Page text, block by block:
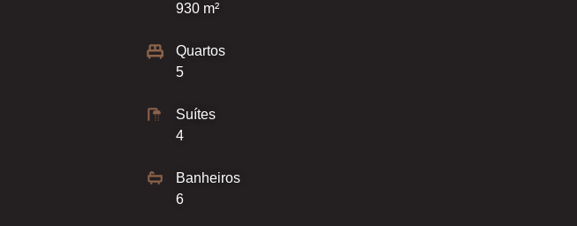
930 m²
Quartos
5
Suítes
4
Banheiros
6